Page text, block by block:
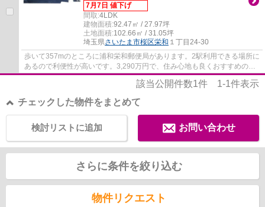
7月7日 値下げ
間取:4LDK
建物面積:92.47㎡ / 27.97坪
土地面積:102.66㎡ / 31.05坪
埼玉県さいたま市桜区栄和 １丁目24-30
歩いて357mのところに浦和栄和郵便局があります。2駅利用できる場所に
あるので利便性が高いです。3,290万円で、住み心地も良くおすすめの物
件です。設備や周辺環境が整っている中古戸...
該当公開件数1件 1-1件表示
チェックした物件をまとめて
お問い合わせ
検討リストに追加
さらに条件を絞り込む
物件リクエスト